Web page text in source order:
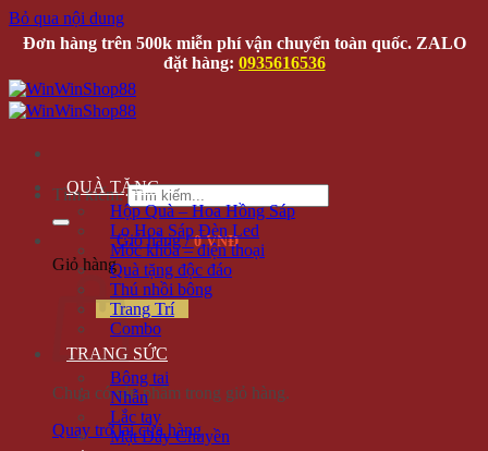
Bỏ qua nội dung
Đơn hàng trên 500k miễn phí vận chuyển toàn quốc. ZALO
đặt hàng: 0935616536
Tìm kiếm:
Giỏ hàng /0 VNĐ
Giỏ hàng
Chưa có sản phẩm trong giỏ hàng.
Quay trở lại cửa hàng
QUÀ TẶNG
Hộp Quà – Hoa Hồng Sáp
Lọ Hoa Sáp Đèn Led
Móc khóa – điện thoại
Quà tặng độc đáo
Thú nhồi bông
Trang Trí
Combo
TRANG SỨC
Bông tai
Nhẫn
Lắc tay
Mặt Dây Chuyền